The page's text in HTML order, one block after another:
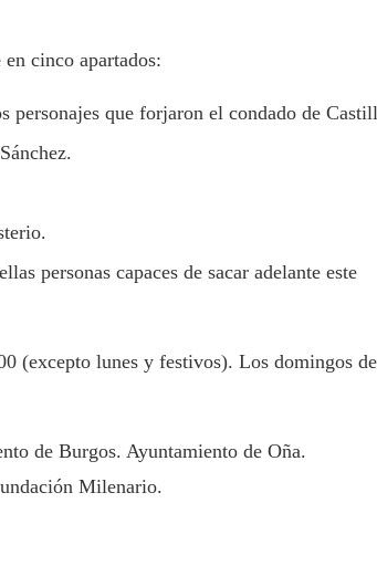
cinco apartados:
personajes que forjaron el condado de
personas capaces de sacar adelante este
(excepto lunes y festivos). Los domingos de
de Burgos. Ayuntamiento de Oña.
Milenario.